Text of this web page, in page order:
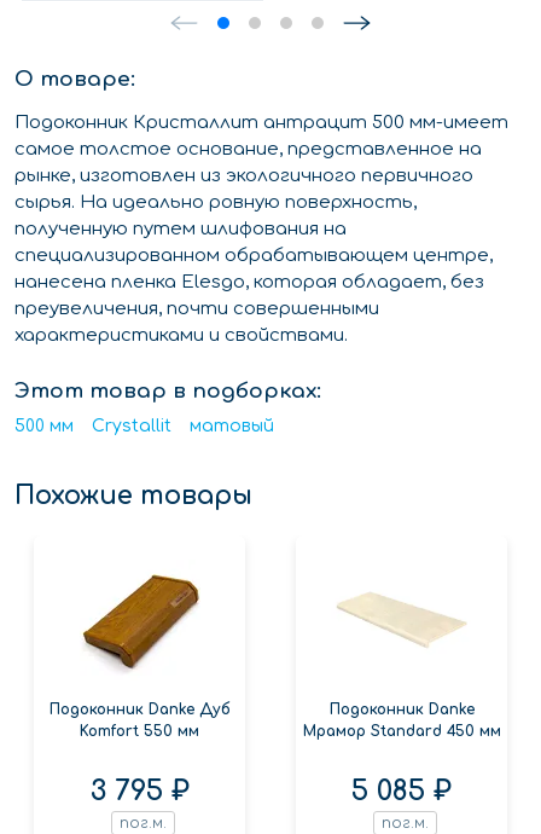
О товаре:
Подоконник Кристаллит антрацит 500 мм-имеет
самое толстое основание, представленное на
рынке, изготовлен из экологичного первичного
сырья. На идеально ровную поверхность,
полученную путем шлифования на
специализированном обрабатывающем центре,
нанесена пленка Elesgo, которая обладает, без
преувеличения, почти совершенными
характеристиками и свойствами.
Этот товар в подборках:
500 мм Crystallit матовый
Похожие товары
Подоконник Danke Дуб
Komfort 550 мм
3 795 ₽
пог.м.
Подоконник Danke
Мрамор Standard 450 мм
5 085 ₽
пог.м.